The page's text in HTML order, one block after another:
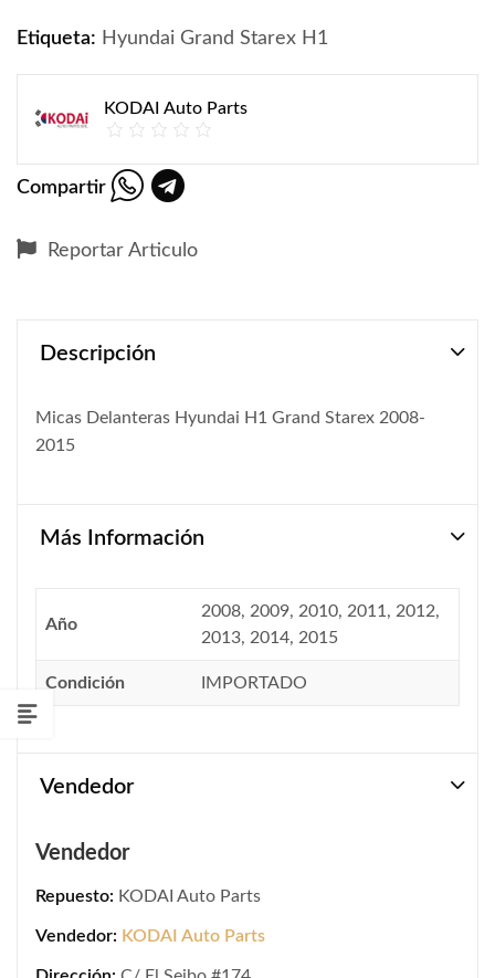
Etiqueta: Hyundai Grand Starex H1
KODAI Auto Parts
Compartir
Reportar Articulo
Descripción
Micas Delanteras Hyundai H1 Grand Starex 2008-
2015
Más Información
Año
2008, 2009, 2010, 2011, 2012,
2013, 2014, 2015
Condición IMPORTADO
Vendedor
Vendedor
Repuesto: KODAI Auto Parts
Vendedor: KODAI Auto Parts